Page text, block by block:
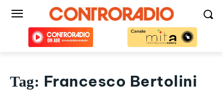
Tag: Francesco Bertolini